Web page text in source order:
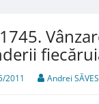
2011 Andrei